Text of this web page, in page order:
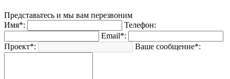
Представьтесь и мы вам перезвоним
Имя*:
Телефон:
Email*:
Проект*:
Ваше сообщение*: